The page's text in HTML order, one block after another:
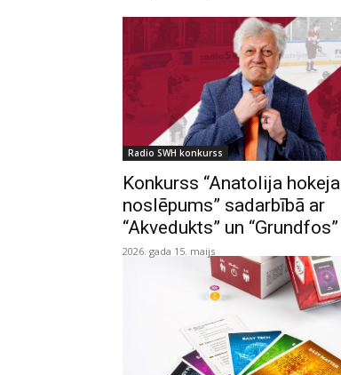
Radio SWH konkurss
Konkurss “Anatolija hokeja
noslēpums” sadarbībā ar
“Akvedukts” un “Grundfos”
2026. gada 15. maijs